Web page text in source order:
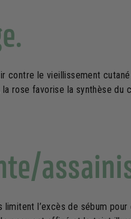
contre le vieillissement
rose favorise la synthèse du
l’excès de sébum